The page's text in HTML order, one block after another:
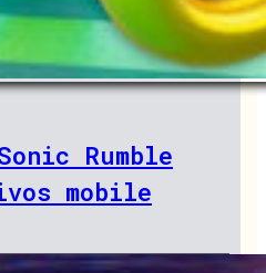
Rumble
mobile